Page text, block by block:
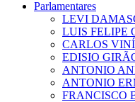
Parlamentares
LEVI
LUIS FELIPE
CARLOS
EDISIO
ANTONIO
ANTONIO
FRANCISCO